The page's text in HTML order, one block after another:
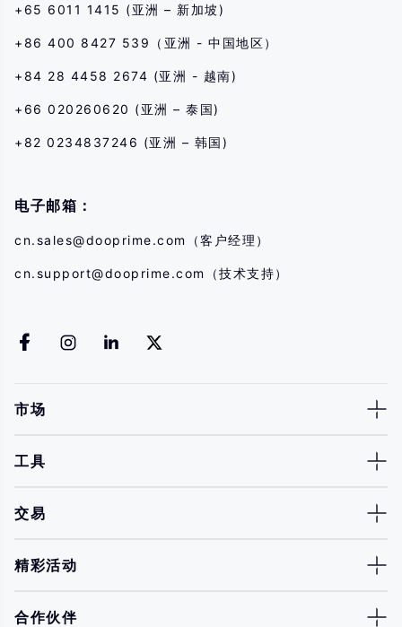
+65 6011 1415 (亚洲 – 新加坡)
+86 400 8427 539（亚洲 - 中国地区）
+84 28 4458 2674 (亚洲 - 越南)
+66 020260620 (亚洲 – 泰国)
+82 0234837246 (亚洲 – 韩国)
电子邮箱：
cn.sales@dooprime.com （客户经理）
cn.support@dooprime.com （技术支持）
市场
工具
交易
精彩活动
合作伙伴